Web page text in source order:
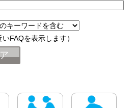
FAQを表示します）